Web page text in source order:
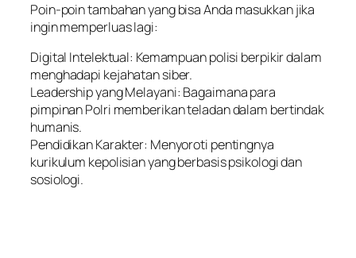
Poin-poin tambahan yang bisa Anda masukkan jika
ingin memperluas lagi:
Digital Intelektual: Kemampuan polisi berpikir dalam
menghadapi kejahatan siber.
Leadership yang Melayani: Bagaimana para
pimpinan Polri memberikan teladan dalam bertindak
humanis.
Pendidikan Karakter: Menyoroti pentingnya
kurikulum kepolisian yang berbasis psikologi dan
sosiologi.